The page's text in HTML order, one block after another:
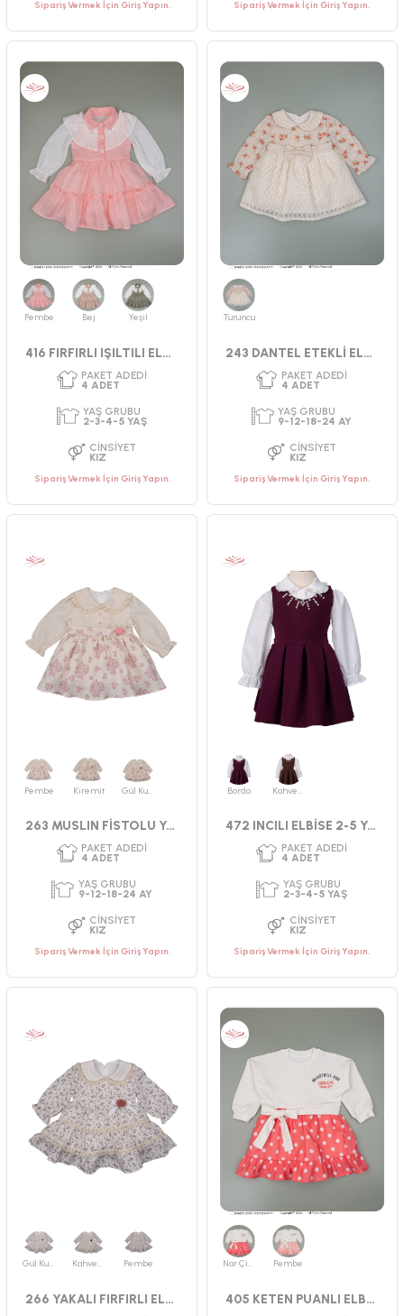
PAKET ADEDI
4ADET
2-3-4-5 YAŞ
CINSIYET
Sipariş Vermek İçin Giriş Yapın.
PAKET ADEDI
4ADET
2-3-4-5 YAŞ
CINSIYET
Sipariş Vermek İçin Giriş Yapın.
Pembe Bej Yeşil
416 FIRFIRLI IŞILTILI ELBİSE
PAKET ADEDI
Sipariş Vermek İçin Giriş Yapın.
Turuncu
243 DANTEL ETEKLİ ELBİSE
PAKET ADEDI
9-12-18-24 AY
KIZ
Sipariş Vermek İçin Giriş Yapın.
Pembe Kiremit
263 MUSLIN FİSTOLU YAKALI ELBİSE 9-18
Sipariş Vermek İçin Giriş Yapın.
Bordo
472 INCILI ELBİSE 2-5 YAŞ
Sipariş Vermek İçin Giriş Yapın.
Gül Kurusu Kahverengi Pembe
266 YAKALI FIRFIRLI ELBİSE
Nar Çiçeği Pembe
405 KETEN PUANLI ELBİSE 2-5 YAŞ